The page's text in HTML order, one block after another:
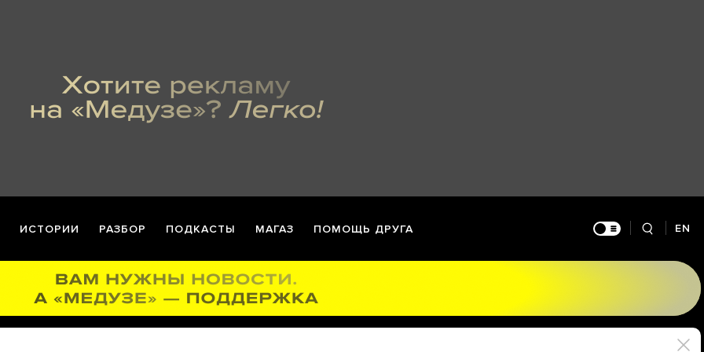
ИСТОРИИ РАЗБОР ПОДКАСТЫ МАГАЗ ПОМОЩЬ ДРУГА EN